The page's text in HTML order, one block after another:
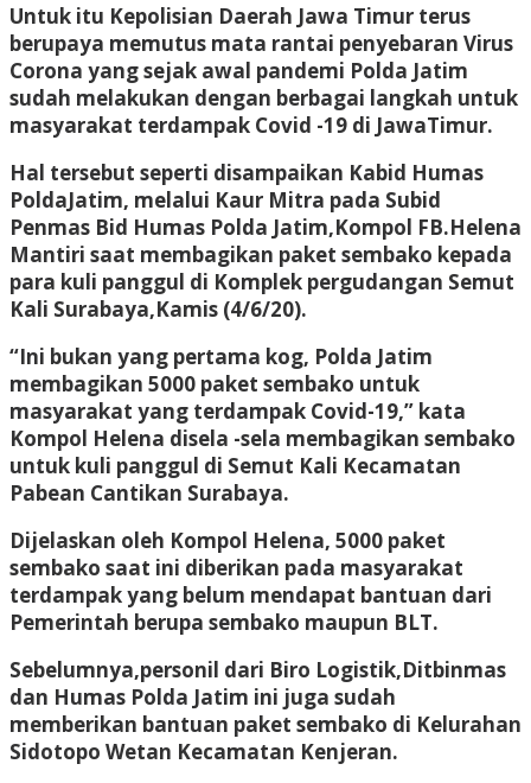
Untuk itu Kepolisian Daerah Jawa Timur terus
berupaya memutus mata rantai penyebaran Virus
Corona yang sejak awal pandemi Polda Jatim
sudah melakukan dengan berbagai langkah untuk
masyarakat terdampak Covid -19 di JawaTimur.
Hal tersebut seperti disampaikan Kabid Humas
PoldaJatim, melalui Kaur Mitra pada Subid
Penmas Bid Humas Polda Jatim,Kompol FB.Helena
Mantiri saat membagikan paket sembako kepada
para kuli panggul di Komplek pergudangan Semut
Kali Surabaya,Kamis (4/6/20).
“Ini bukan yang pertama kog, Polda Jatim
membagikan 5000 paket sembako untuk
masyarakat yang terdampak Covid-19,” kata
Kompol Helena disela -sela membagikan sembako
untuk kuli panggul di Semut Kali Kecamatan
Pabean Cantikan Surabaya.
Dijelaskan oleh Kompol Helena, 5000 paket
sembako saat ini diberikan pada masyarakat
terdampak yang belum mendapat bantuan dari
Pemerintah berupa sembako maupun BLT.
Sebelumnya,personil dari Biro Logistik,Ditbinmas
dan Humas Polda Jatim ini juga sudah
memberikan bantuan paket sembako di Kelurahan
Sidotopo Wetan Kecamatan Kenjeran.